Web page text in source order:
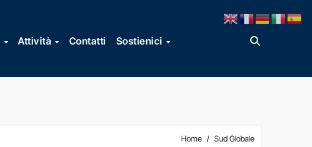
Attività Contatti Sostienici
Home Sud Globale